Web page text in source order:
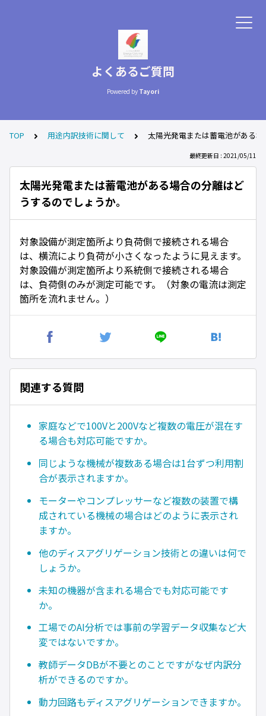
よくあるご質問
Powered by Tayori
TOP 用途内訳技術に関して 太陽光発電または蓄電池がある
最終更新日 : 2021/05/11
太陽光発電または蓄電池がある場合の分離はど
うするのでしょうか。
対象設備が測定箇所より負荷側で接続される場合
は、横流により負荷が小さくなったように見えます。
対象設備が測定箇所より系統側で接続される場合
は、負荷側のみが測定可能です。（対象の電流は測定
箇所を流れません。）
関連する質問
家庭などで100Vと200Vなど複数の電圧が混在す
る場合も対応可能ですか。
同じような機械が複数ある場合は1台ずつ利用割
合が表示されますか。
モーターやコンプレッサーなど複数の装置で構
成されている機械の場合はどのように表示され
ますか。
他のディスアグリゲーション技術との違いは何で
しょうか。
未知の機器が含まれる場合でも対応可能です
か。
工場でのAI分析では事前の学習データ収集など大
変ではないですか。
教師データDBが不要とのことですがなぜ内訳分
析ができるのですか。
動力回路もディスアグリゲーションできますか。